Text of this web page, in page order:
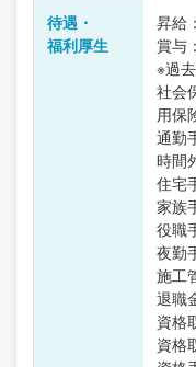
待遇・
福利厚生
昇給
賞与
※過
社会
用保
通勤
時間
住宅
家族
役職
夜勤
施工
退職
資格
資格